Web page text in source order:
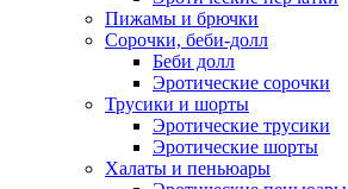
Пижамы и брючки
Сорочки, беби-долл
Беби долл
Эротические сорочки
Трусики и шорты
Эротические трусики
Эротические шорты
Халаты и пеньюары